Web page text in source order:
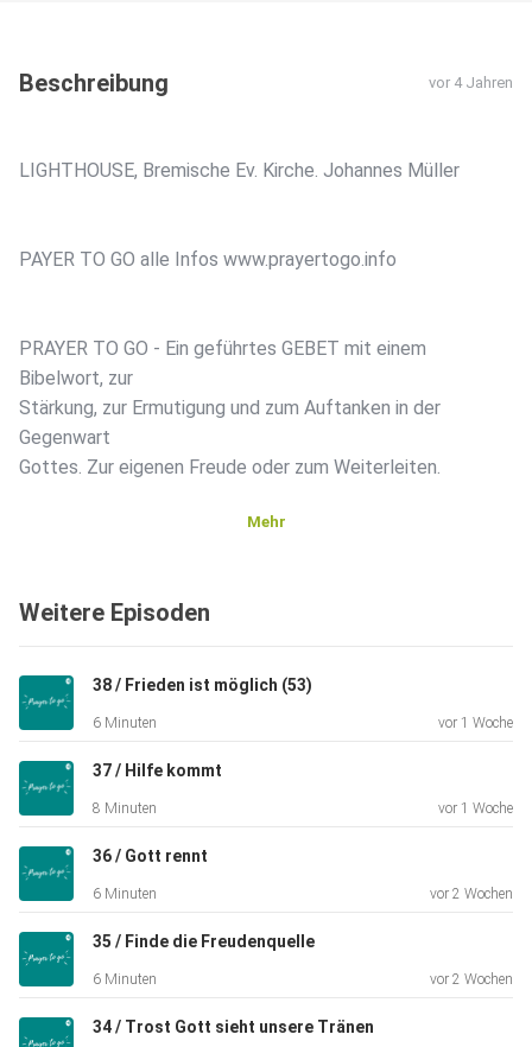
Beschreibung vor 4 Jahren
LIGHTHOUSE, Bremische Ev. Kirche. Johannes Müller
PAYER TO GO alle Infos www.prayertogo.info
PRAYER TO GO - Ein geführtes GEBET mit einem
Bibelwort, zur
Stärkung, zur Ermutigung und zum Auftanken in der
Gegenwart
Gottes. Zur eigenen Freude oder zum Weiterleiten.
Gott
über unser Leben zu sprechen, zu beten, Tagtäglich und
über jedes
Thema. Gebet ist eine der praktischsten Möglichkeiten,
wie wir
können.
PRAYER TO GO ist eine Glaubenspraxis für das moderne
der Liebe
Mehr
Weitere Episoden
38 / Frieden ist möglich (53)
6 Minuten vor 1 Woche
37 / Hilfe kommt
8 Minuten vor 1 Woche
36 / Gott rennt
6 Minuten vor 2 Wochen
35 / Finde die Freudenquelle
6 Minuten vor 2 Wochen
34 / Trost Gott sieht unsere Tränen